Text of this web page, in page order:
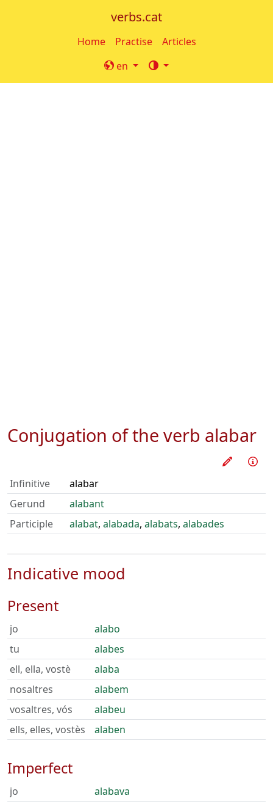
verbs.cat
Home Practise
Articles
en
Conjugation of the verb alabar
Train
Infinitive
alabar
Gerund
alabant
Participle
alabat, alabada, alabats, alabades
Indicative mood
Present
jo
alabo
tu
alabes
ell, ella, vostè
alaba
nosaltres
alabem
vosaltres, vós
alabeu
ells, elles, vostès
alaben
Imperfect
jo
alabava